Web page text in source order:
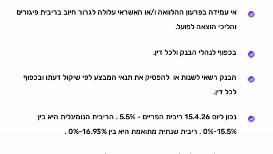
אי עמידה בפרעון ההלוואה ו/או האשראי עלולה לגרור חיוב בריבית פיגורים
והליכי הוצאה לפועל.
בכפוף לנהלי הבנק ולכל דין.
הבנק רשאי לשנות או להפסיק את תנאי המבצע לפי שיקול דעתו ובכפוף
לכל דין.
נכון ליום 15.4.26 ריבית הפריים - 5.5% . הריבית הנומינלית היא בין
15.5%-0% . ריבית שנתית מתואמת היא בין 16.93%-0% .